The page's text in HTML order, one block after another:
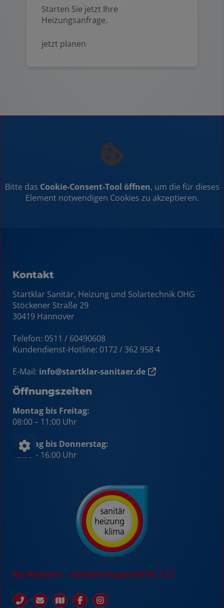
Starten Sie jetzt Ihre
Heizungsanfrage.
jetzt planen
Bitte das Cookie-Consent-Tool öffnen, um die für dieses
Element notwendigen Cookies zu akzeptieren.
Kontakt
Startklar Sanitär, Heizung und Solartechnik OHG
Stöckener Straße 29
30419 Hannover
Telefon: 0511 / 60490608
Kundendienst-Hotline: 0172 / 362 958 4
E-Mail: info@startklar-sanitaer.de
Öffnungszeiten
Montag bis Freitag:
08:00 – 11:00 Uhr
Montag bis Donnerstag:
13:00 – 16:00 Uhr
My Hammer – Handwerksportal Nr.1